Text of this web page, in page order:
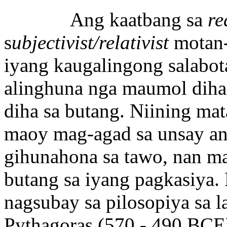
Ang kaatbang sa
subjectivist/relativist
iyang kaugalingong
alinghuna nga maumol
diha sa butang. Niining
maoy mag-agad sa unsay
gihunahona sa tawo, nan
butang sa iyang
nagsubay sa pilosopiya sa